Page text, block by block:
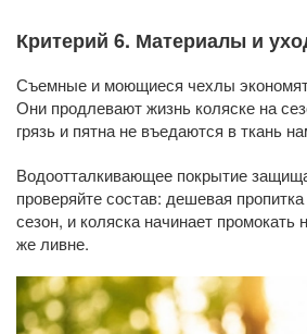
Критерий 6. Материалы и
Съемные и моющиеся чехлы
Они продлевают жизнь коляске на
грязь и пятна не въедаются в ткань
Водоотталкивающее покрытие
проверяйте состав: дешевая
сезон, и коляска начинает промокать
же ливне.